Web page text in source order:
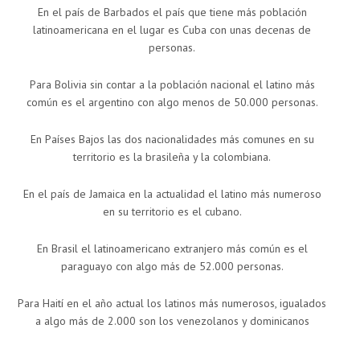
En el país de Barbados el país que tiene más población
latinoamericana en el lugar es Cuba con unas decenas de
personas.
Para Bolivia sin contar a la población nacional el latino más
común es el argentino con algo menos de 50.000 personas.
En Países Bajos las dos nacionalidades más comunes en su
territorio es la brasileña y la colombiana.
En el país de Jamaica en la actualidad el latino más numeroso
en su territorio es el cubano.
En Brasil el latinoamericano extranjero más común es el
paraguayo con algo más de 52.000 personas.
Para Haití en el año actual los latinos más numerosos, igualados
a algo más de 2.000 son los venezolanos y dominicanos